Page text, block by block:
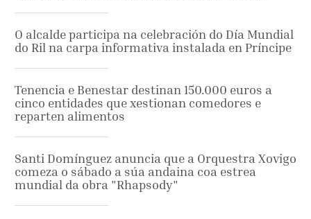
O alcalde participa na celebración do Día Mundial
do Ril na carpa informativa instalada en Príncipe
Tenencia e Benestar destinan 150.000 euros a
cinco entidades que xestionan comedores e
reparten alimentos
Santi Domínguez anuncia que a Orquestra Xovigo
comeza o sábado a súa andaina coa estrea
mundial da obra "Rhapsody"